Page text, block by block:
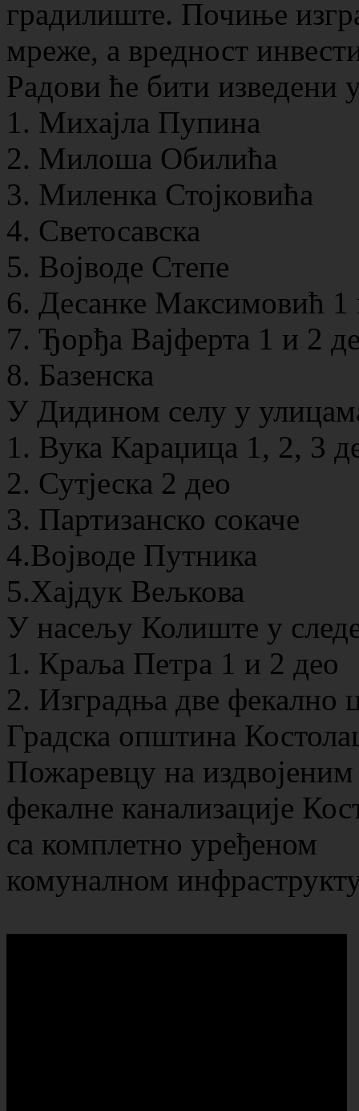
градилиште. Почиње
мреже, а вредност
Радови ће бити изведени
1. Михајла Пупина
2. Милоша Обилића
3. Миленка Стојковића
4. Светосавска
5. Војводе Степе
6. Десанке Максимовић 1
7. Ђорђа Вајферта 1 и 2
8. Базенска
У Дидином селу у
1. Вука Караџица 1, 2, 3
2. Сутјеска 2 део
3. Партизанско сокаче
4.Војводе Путника
5.Хајдук Вељкова
У насељу Колиште у
1. Краља Петра 1 и 2 део
2. Изградња две фекално
Градска општина
Пожаревцу на
фекалне канализације
са комплетно уређеном
комуналном